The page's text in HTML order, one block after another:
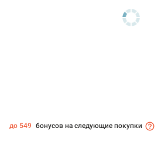
до 549 бонусов на следующие покупки